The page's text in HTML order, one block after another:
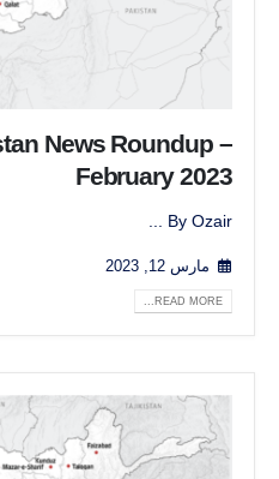
News Roundup –
February 2023
By Ozair ...
مارس 12, 2023
READ MORE...